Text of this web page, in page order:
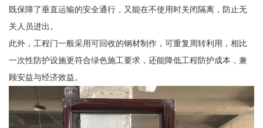
既保障了垂直运输的安全通行，又能在不使用时关闭隔离，防止无
关人员进出。
此外，工程门一般采用可回收的钢材制作，可重复周转利用，相比
一次性防护设施更符合绿色施工要求，还能降低工程防护成本，兼
顾安益与经济效益。